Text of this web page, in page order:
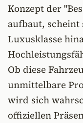
Konzept der
aufbaut,
Luxusklasse
Ob diese
unmittelbare
wird sich
offiziellen